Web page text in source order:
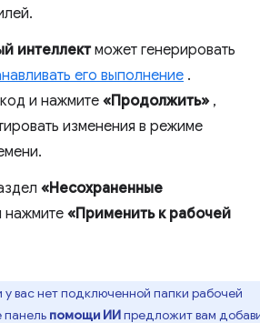
интеллектможет генерировать
его выполнение .
и нажмите «Продолжить» ,
изменения в режиме
«Несохраненные
нажмите«Применить к рабочей
у вас нет подключенной папки рабочей
панель помощи ИИпредложит вам